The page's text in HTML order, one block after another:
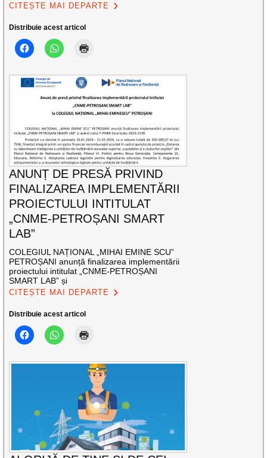
CITEȘTE MAI DEPARTE
Distribuie acest articol
ANUNȚ DE PRESĂ PRIVIND
FINALIZAREA IMPLEMENTĂRII
PROIECTULUI INTITULAT
„CNME-PETROȘANI SMART
LAB”
COLEGIUL NAȚIONAL „MIHAI EMINE SCU”
PETROȘANI anunță finalizarea implementării
proiectului intitulat „CNME-PETROȘANI
SMART LAB” și
CITEȘTE MAI DEPARTE
Distribuie acest articol